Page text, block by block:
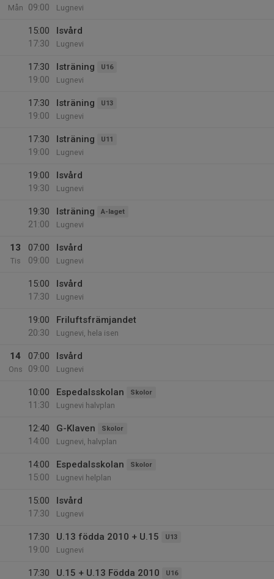
Mån 09:00 Lugnevi
15:00
17:30
Isvård
Lugnevi
17:30
19:00
Isträning U16
Lugnevi
17:30
19:00
Isträning U13
Lugnevi
17:30
19:00
Isträning U11
Lugnevi
19:00
19:30
Isvård
Lugnevi
19:30
21:00
Isträning A-laget
Lugnevi
13
Tis
07:00
09:00
Isvård
Lugnevi
15:00
17:30
Isvård
Lugnevi
19:00
20:30
Friluftsfrämjandet
Lugnevi, hela isen
14
Ons
07:00
09:00
Isvård
Lugnevi
10:00
11:30
Espedalsskolan Skolor
Lugnevi halvplan
12:40
14:00
G-Klaven Skolor
Lugnevi, halvplan
14:00
15:00
Espedalsskolan Skolor
Lugnevi helplan
15:00
17:30
Isvård
Lugnevi
17:30
19:00
U.13 födda 2010 + U.15 U13
Lugnevi
17:30
U.15 + U.13 Födda 2010 U16